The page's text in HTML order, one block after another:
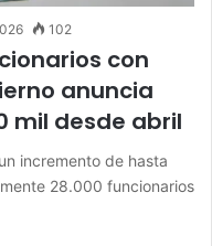
102
con
anuncia
mil desde abril
incremento de hasta
28.000 funcionarios